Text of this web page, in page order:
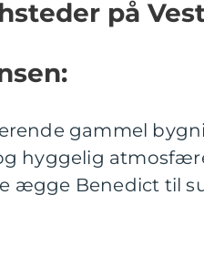
på
gammel
hyggelig
ægge Benedict til